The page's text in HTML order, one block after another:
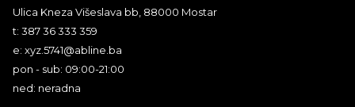
Ulica Kneza Višeslava bb, 88000 Mostar
t: 387 36 333 359
e: xyz.5741@abline.ba
pon - sub: 09:00-21:00
ned: neradna